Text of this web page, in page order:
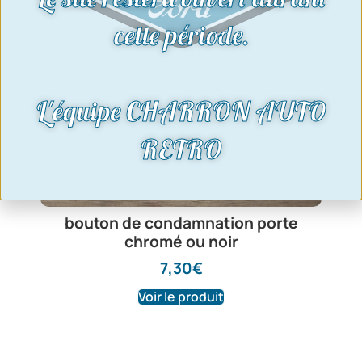
bouton de condamnation porte
chromé ou noir
7,30€
Voir le produit
cette période.
L'équipe CHARRON AUTO
RETRO